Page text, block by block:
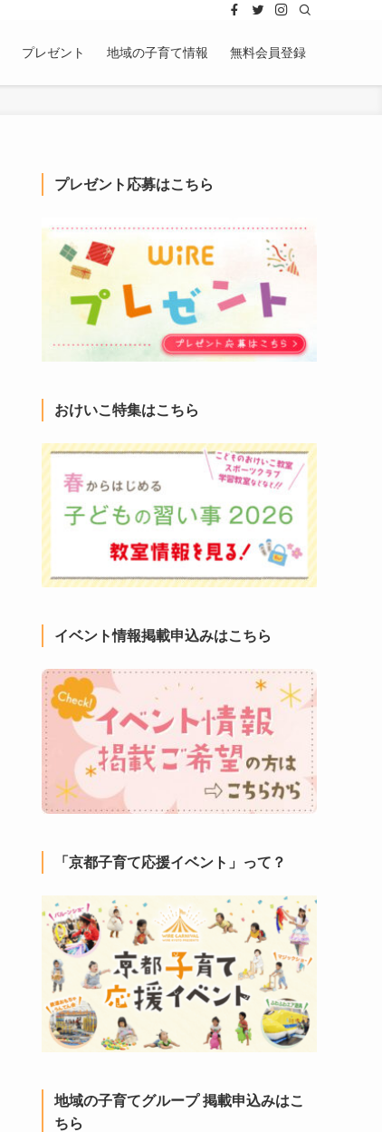
プレゼント 地域の子育て情報 無料会員登録
プレゼント応募はこちら
おけいこ特集はこちら
イベント情報掲載申込みはこちら
「京都子育て応援イベント」って？
地域の子育てグループ 掲載申込みはこ
ちら